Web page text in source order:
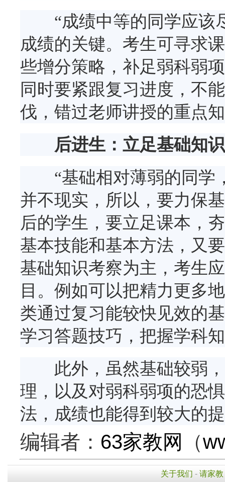
“成绩中等的同学应该
成绩的关键。考生可寻求
些增分策略，补足弱科弱
同时要紧跟复习进度，不
伐，错过老师讲授的重点
后进生：立足基础知识
“基础相对薄弱的同学
并不现实，所以，要力保
后的学生，要立足课本，
基本技能和基本方法，又
基础知识考察为主，考生
目。例如可以把精力更多
类通过复习能较快见效的
学习答题技巧，把握学科
此外，虽然基础较弱，
理，以及对弱科弱项的恐
法，成绩也能得到较大的
编辑者： 63家教网 （
关于我们 - 请家教